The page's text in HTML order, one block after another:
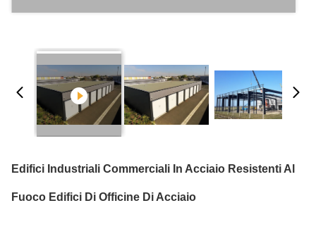
Edifici Industriali Commerciali In Acciaio Resistenti Al
Fuoco Edifici Di Officine Di Acciaio